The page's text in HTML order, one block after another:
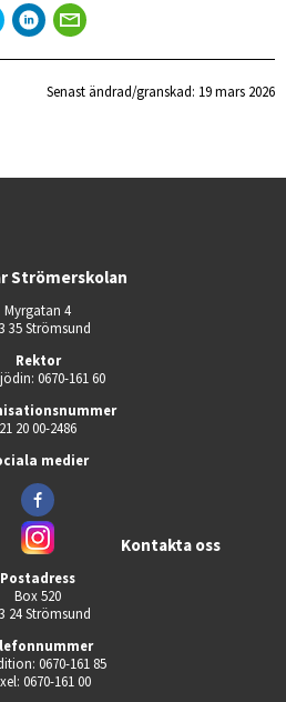
Senast ändrad/granskad: 19 mars 2026
Strömerskolan
Myrgatan 4
35 Strömsund
Rektor
0670-161 60
21 20 00-2486
medier
Kontakta oss
Postadress
Box 520
24 Strömsund
0670-161 85
0670-161 00